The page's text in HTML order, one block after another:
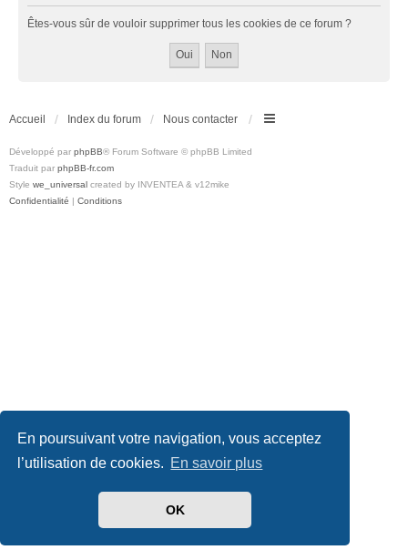
En poursuivant votre navigation, vous acceptez
l’utilisation de cookies. En savoir plus
OK
Êtes-vous sûr de vouloir supprimer tous les cookies de ce forum ?
Accueil Index du forum Nous contacter
Développé par phpBB® Forum Software © phpBB Limited
Traduit par phpBB-fr.com
Style we_universal created by INVENTEA & v12mike
Confidentialité | Conditions